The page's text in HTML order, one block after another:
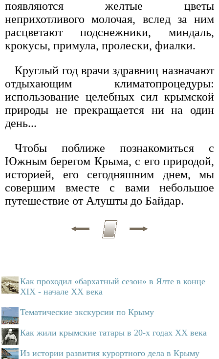
появляются желтые цветы
неприхотливого молочая, вслед за ним
расцветают подснежники, миндаль,
крокусы, примула, пролески, фиалки.
Круглый год врачи здравниц назначают
отдыхающим климатопроцедуры:
использование целебных сил крымской
природы не прекращается ни на один
день...
Чтобы поближе познакомиться с
Южным берегом Крыма, с его природой,
историей, его сегодняшним днем, мы
совершим вместе с вами небольшое
путешествие от Алушты до Байдар.
Как проходил «бархатный сезон» в Ялте в конце
XIX - начале XX века
Тематические экскурсии по Крыму
Как жили крымские татары в 20-х годах ХХ века
Из истории развития курортного дела в Крыму